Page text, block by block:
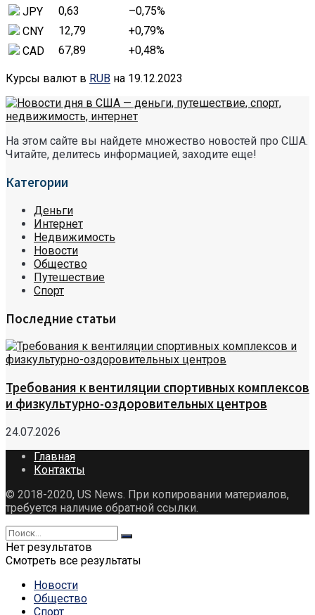
JPY
0,63 –0,75%
CNY
12,79 +0,79%
CAD
67,89 +0,48%
Курсы валют в RUB на 19.12.2023
На этом сайте вы найдете множество новостей про США.
Читайте, делитесь информацией, заходите еще!
Категории
Деньги
Интернет
Недвижимость
Новости
Общество
Путешествие
Спорт
Последние статьи
Требования к вентиляции спортивных комплексов
и физкультурно-оздоровительных центров
24.07.2026
Главная
Контакты
© 2018-2020, US News. При копировании материалов,
требуется наличие обратной ссылки.
Нет результатов
Смотреть все результаты
Новости
Общество
Спорт